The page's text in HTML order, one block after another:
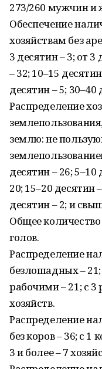
273/260 мужчин и
Обеспечение
хозяйствам без
3 десятин – 3; от 3
– 32; 10–15
десятин – 5; 30–40
Распределение
землю: не
десятин – 26; 5–10
20; 15–20 десятин
десятин – 2; и
Общее количество
голов.
Распределение
безлошадных –
рабочими – 21; с 3
хозяйств.
Распределение
без коров – 36; с 1
3 и более – 7